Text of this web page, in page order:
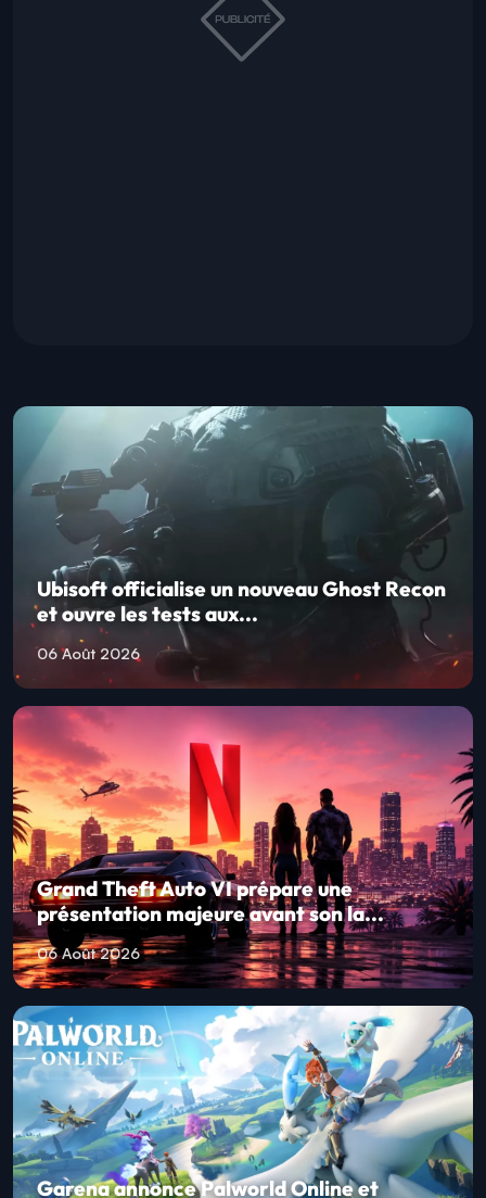
Ubisoft officialise un nouveau Ghost Recon
et ouvre les tests aux...
06 Août 2026
Grand Theft Auto VI prépare une
présentation majeure avant son la...
06 Août 2026
Garena annonce Palworld Online et